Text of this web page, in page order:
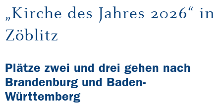
„Kirche des Jahres 2026“ in
Zöblitz
Plätze zwei und drei gehen nach
Brandenburg und Baden-
Württemberg